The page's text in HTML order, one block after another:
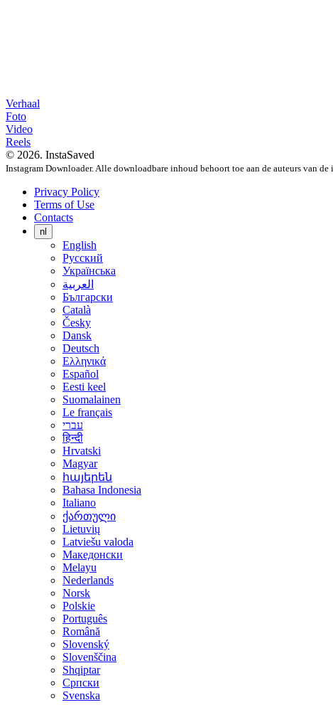
Verhaal
Foto
Video
Reels
© 2026. InstaSaved
Instagram Downloader. Alle downloadbare inhoud behoort toe aan de auteurs van
Privacy Policy
Terms of Use
Contacts
nl
English
Русский
Українська
العربية
Български
Català
Česky
Dansk
Deutsch
Ελληνικά
Español
Eesti keel
Suomalainen
Le français
עברי
हिन्दी
Hrvatski
Magyar
հայերեն
Bahasa Indonesia
Italiano
ქართული
Lietuvių
Latviešu valoda
Македонски
Melayu
Nederlands
Norsk
Polskie
Português
Română
Slovenský
Slovenščina
Shqiptar
Српски
Svenska